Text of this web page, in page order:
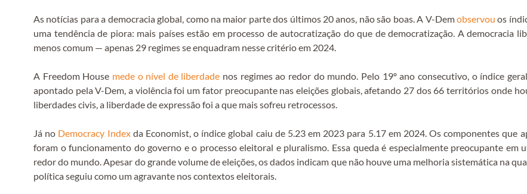
As notícias para a democracia global, como na maior parte dos últimos 20 anos, não são boas. A V-Demobservou os
uma tendência de piora: mais países estão em processo de autocratização do que de democratização. A democracia
menos comum — apenas 29 regimes se enquadram nesse critério em 2024.
A Freedom House mede o nível de liberdade nos regimes ao redor do mundo. Pelo 19º ano consecutivo, o índice
apontado pela V-Dem, a violência foi um fator preocupante nas eleições globais, afetando 27 dos 66 territórios onde
liberdades civis, a liberdade de expressão foi a que mais sofreu retrocessos.
Já no Democracy Indexda Economist, o índice global caiu de 5.23 em 2023 para 5.17 em 2024. Os componentes que
foram o funcionamento do governo e o processo eleitoral e pluralismo. Essa queda é especialmente preocupante em
redor do mundo. Apesar do grande volume de eleições, os dados indicam que não houve uma melhoria sistemática na
política seguiu como um agravante nos contextos eleitorais.